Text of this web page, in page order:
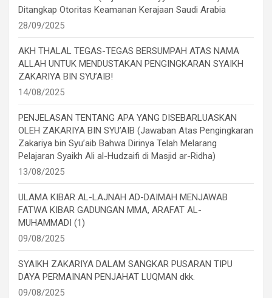
Ditangkap Otoritas Keamanan Kerajaan Saudi Arabia
28/09/2025
AKH THALAL TEGAS-TEGAS BERSUMPAH ATAS NAMA
ALLAH UNTUK MENDUSTAKAN PENGINGKARAN SYAIKH
ZAKARIYA BIN SYU’AIB!
14/08/2025
PENJELASAN TENTANG APA YANG DISEBARLUASKAN
OLEH ZAKARIYA BIN SYU’AIB (Jawaban Atas Pengingkaran
Zakariya bin Syu’aib Bahwa Dirinya Telah Melarang
Pelajaran Syaikh Ali al-Hudzaifi di Masjid ar-Ridha)
13/08/2025
ULAMA KIBAR AL-LAJNAH AD-DAIMAH MENJAWAB
FATWA KIBAR GADUNGAN MMA, ARAFAT AL-
MUHAMMADI (1)
09/08/2025
SYAIKH ZAKARIYA DALAM SANGKAR PUSARAN TIPU
DAYA PERMAINAN PENJAHAT LUQMAN dkk.
09/08/2025